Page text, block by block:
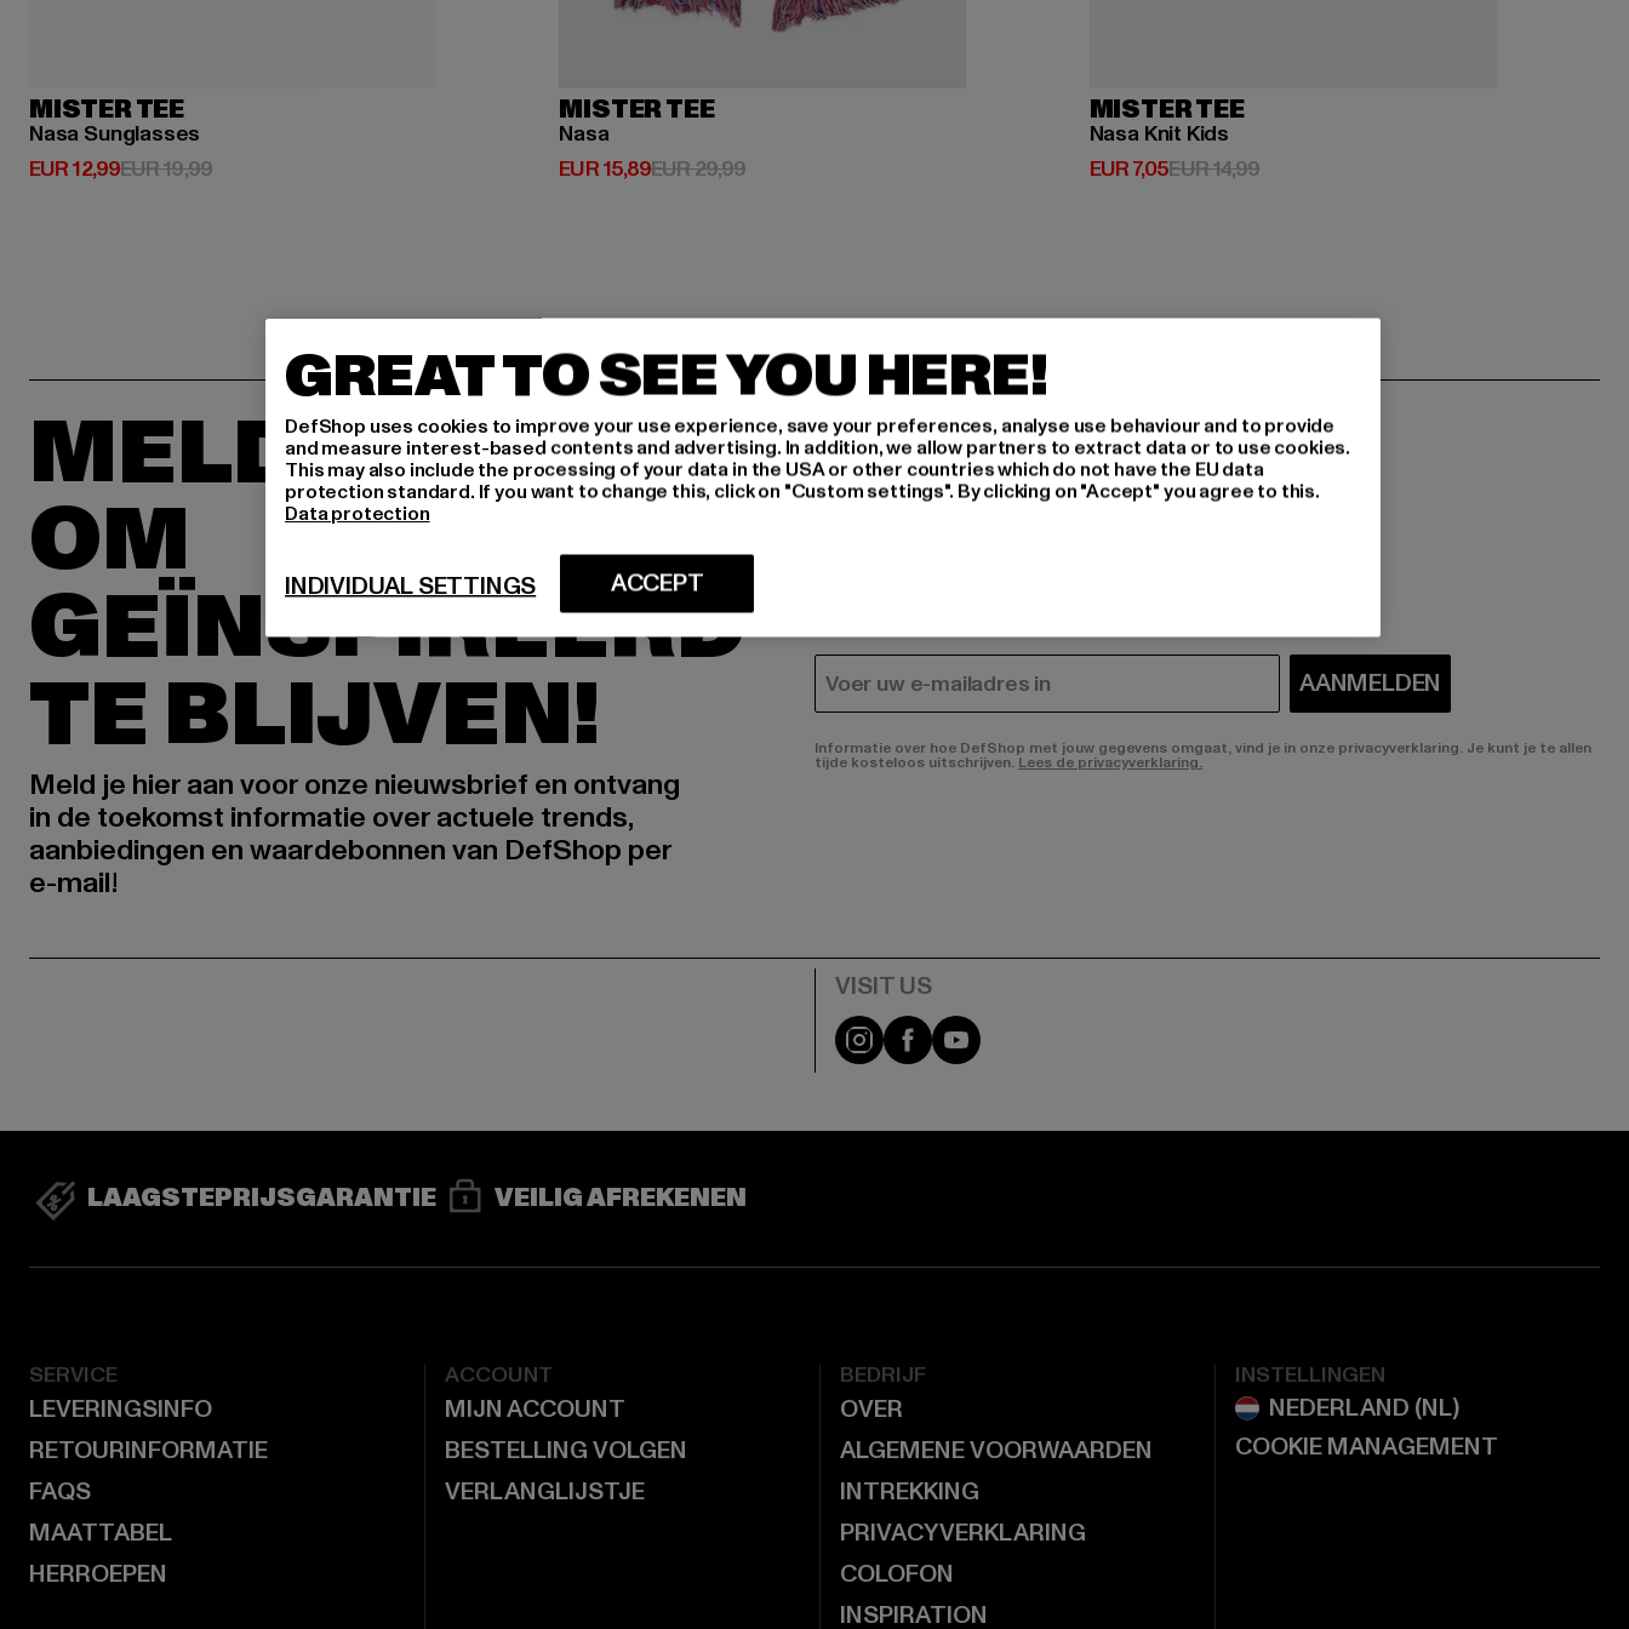
MISTER TEE
Nasa Sunglasses
EUR 12,99
Huidige prijs: EUR 12,99
EUR 19,99Actieprijs: EUR 19,99
MISTER TEE
Nasa
EUR 15,89
Huidige prijs: EUR 15,89
EUR 29,99Actieprijs: EUR 29,99
MISTER TEE
Nasa Knit Kids
EUR 7,05
Huidige prijs: EUR 7,05
EUR 14,99Actieprijs: EUR 14,99
MELD JE AAN
OM
GEÏNSPIREERD
TE BLIJVEN!
Meld je hier aan voor onze nieuwsbrief en ontvang
in de toekomst informatie over actuele trends,
aanbiedingen en waardebonnen van DefShop per
e-mail!
E-MAIL AANMELDEN
Informatie over hoe DefShop met jouw gegevens omgaat, vind je in onze privacyverklaring. Je kunt je te allen
tijde kosteloos uitschrijven.Lees de privacyverklaring.
Visit our Instagram page:
Visit our Facebook page:
Visit our YouTube channel:
LAAGSTEPRIJSGARANTIE VEILIG AFREKENEN
SERVICE
LEVERINGSINFO
RETOURINFORMATIE
FAQS
MAATTABEL
HERROEPEN
ACCOUNT
MIJN ACCOUNT
BESTELLING VOLGEN
VERLANGLIJSTJE
BEDRIJF
OVER
ALGEMENE VOORWAARDEN
INTREKKING
PRIVACYVERKLARING
COLOFON
INSPIRATION
INSTELLINGEN
COOKIE MANAGEMENT
GREAT TO SEE YOU HERE!
DefShop uses cookies to improve your use experience, save your preferences, analyse use behaviour and to provide
and measure interest-based contents and advertising. In addition, we allow partners to extract data or to use cookies.
This may also include the processing of your data in the USA or other countries which do not have the EU data
protection standard. If you want to change this, click on "Custom settings". By clicking on "Accept" you agree to this.
Data protection
ACCEPT
INDIVIDUAL SETTINGS